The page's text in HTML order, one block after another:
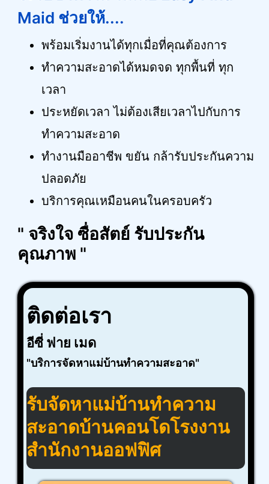
Maid ช่วยให้....
พร้อมเริ่มงานได้ทุกเมื่อที่คุณต้องการ
ทำความสะอาดได้หมดจด ทุกพื้นที่ ทุก
เวลา
ประหยัดเวลา ไม่ต้องเสียเวลาไปกับการ
ทำความสะอาด
ทำงานมืออาชีพ ขยัน กล้ารับประกันความ
ปลอดภัย
บริการคุณเหมือนคนในครอบครัว
" จริงใจ ซื่อสัตย์ รับประกัน
คุณภาพ "
ติดต่อเรา
อีซี่ ฟาย เมด
"บริการจัดหาแม่บ้านทำความสะอาด"
รับจัดหาแม่บ้านทำความ
สะอาดบ้านคอนโดโรงงาน
สำนักงานออฟฟิศ